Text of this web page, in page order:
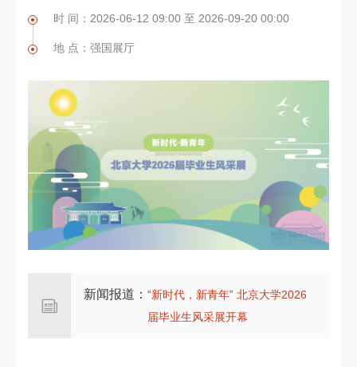
时 间：2026-06-12 09:00 至 2026-09-20 00:00
地 点：强国展厅
新闻报道： “新时代，新青年” 北京大学2026
届毕业生风采展开幕